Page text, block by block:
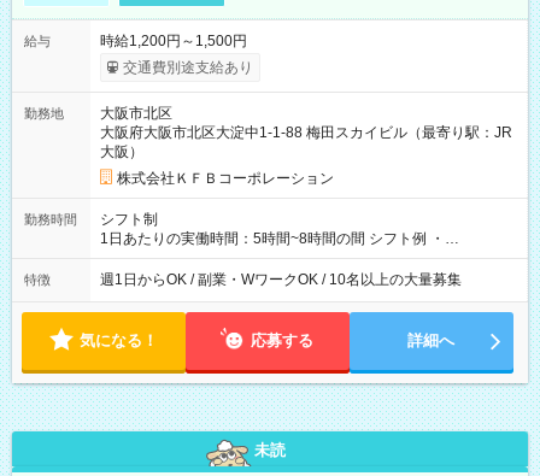
給与
時給1,200円～1,500円
交通費別途支給あり
勤務地
大阪市北区
大阪府大阪市北区大淀中1-1-88 梅田スカイビル（最寄り駅：JR
大阪）
株式会社ＫＦＢコーポレーション
勤務時間
シフト制
1日あたりの実働時間：5時間~8時間の間 シフト例 ・
9:30~18:00 実働7.5時間 ・9:30~14:30 実働5時間 ・
16:00~21:30 実働5.5時間
特徴 週1日からOK / 副業・WワークOK / 10名以上の大量募集
気になる！ 応募する 詳細へ
未読